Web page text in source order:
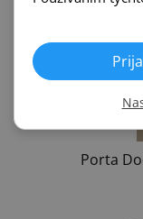
Porta